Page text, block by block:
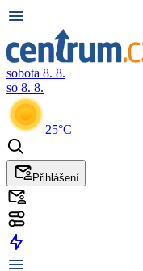
sobota 8. 8.
so 8. 8.
25°C
Přihlášení